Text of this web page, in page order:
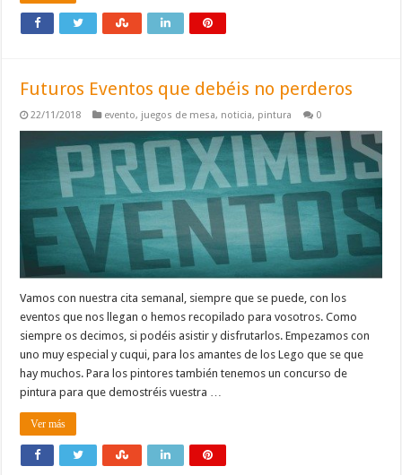
Futuros Eventos que debéis no perderos
22/11/2018 evento, juegos de mesa, noticia, pintura 0
Vamos con nuestra cita semanal, siempre que se puede, con los
eventos que nos llegan o hemos recopilado para vosotros. Como
siempre os decimos, si podéis asistir y disfrutarlos. Empezamos con
uno muy especial y cuqui, para los amantes de los Lego que se que
hay muchos. Para los pintores también tenemos un concurso de
pintura para que demostréis vuestra …
Ver más